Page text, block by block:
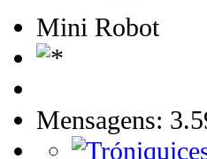
Mini Robot
Mensagens: